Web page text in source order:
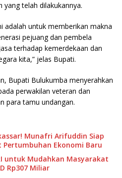
yang telah dilakukannya.
adalah untuk memberikan makna
pejuang dan pembela
terhadap kemerdekaan dan
kita,” jelas Bupati.
Bupati Bulukumba menyerahkan
perwakilan veteran dan
para tamu undangan.
Munafri Arifuddin Siap
Pertumbuhan Ekonomi Baru
untuk Mudahkan Masyarakat
Rp307 Miliar